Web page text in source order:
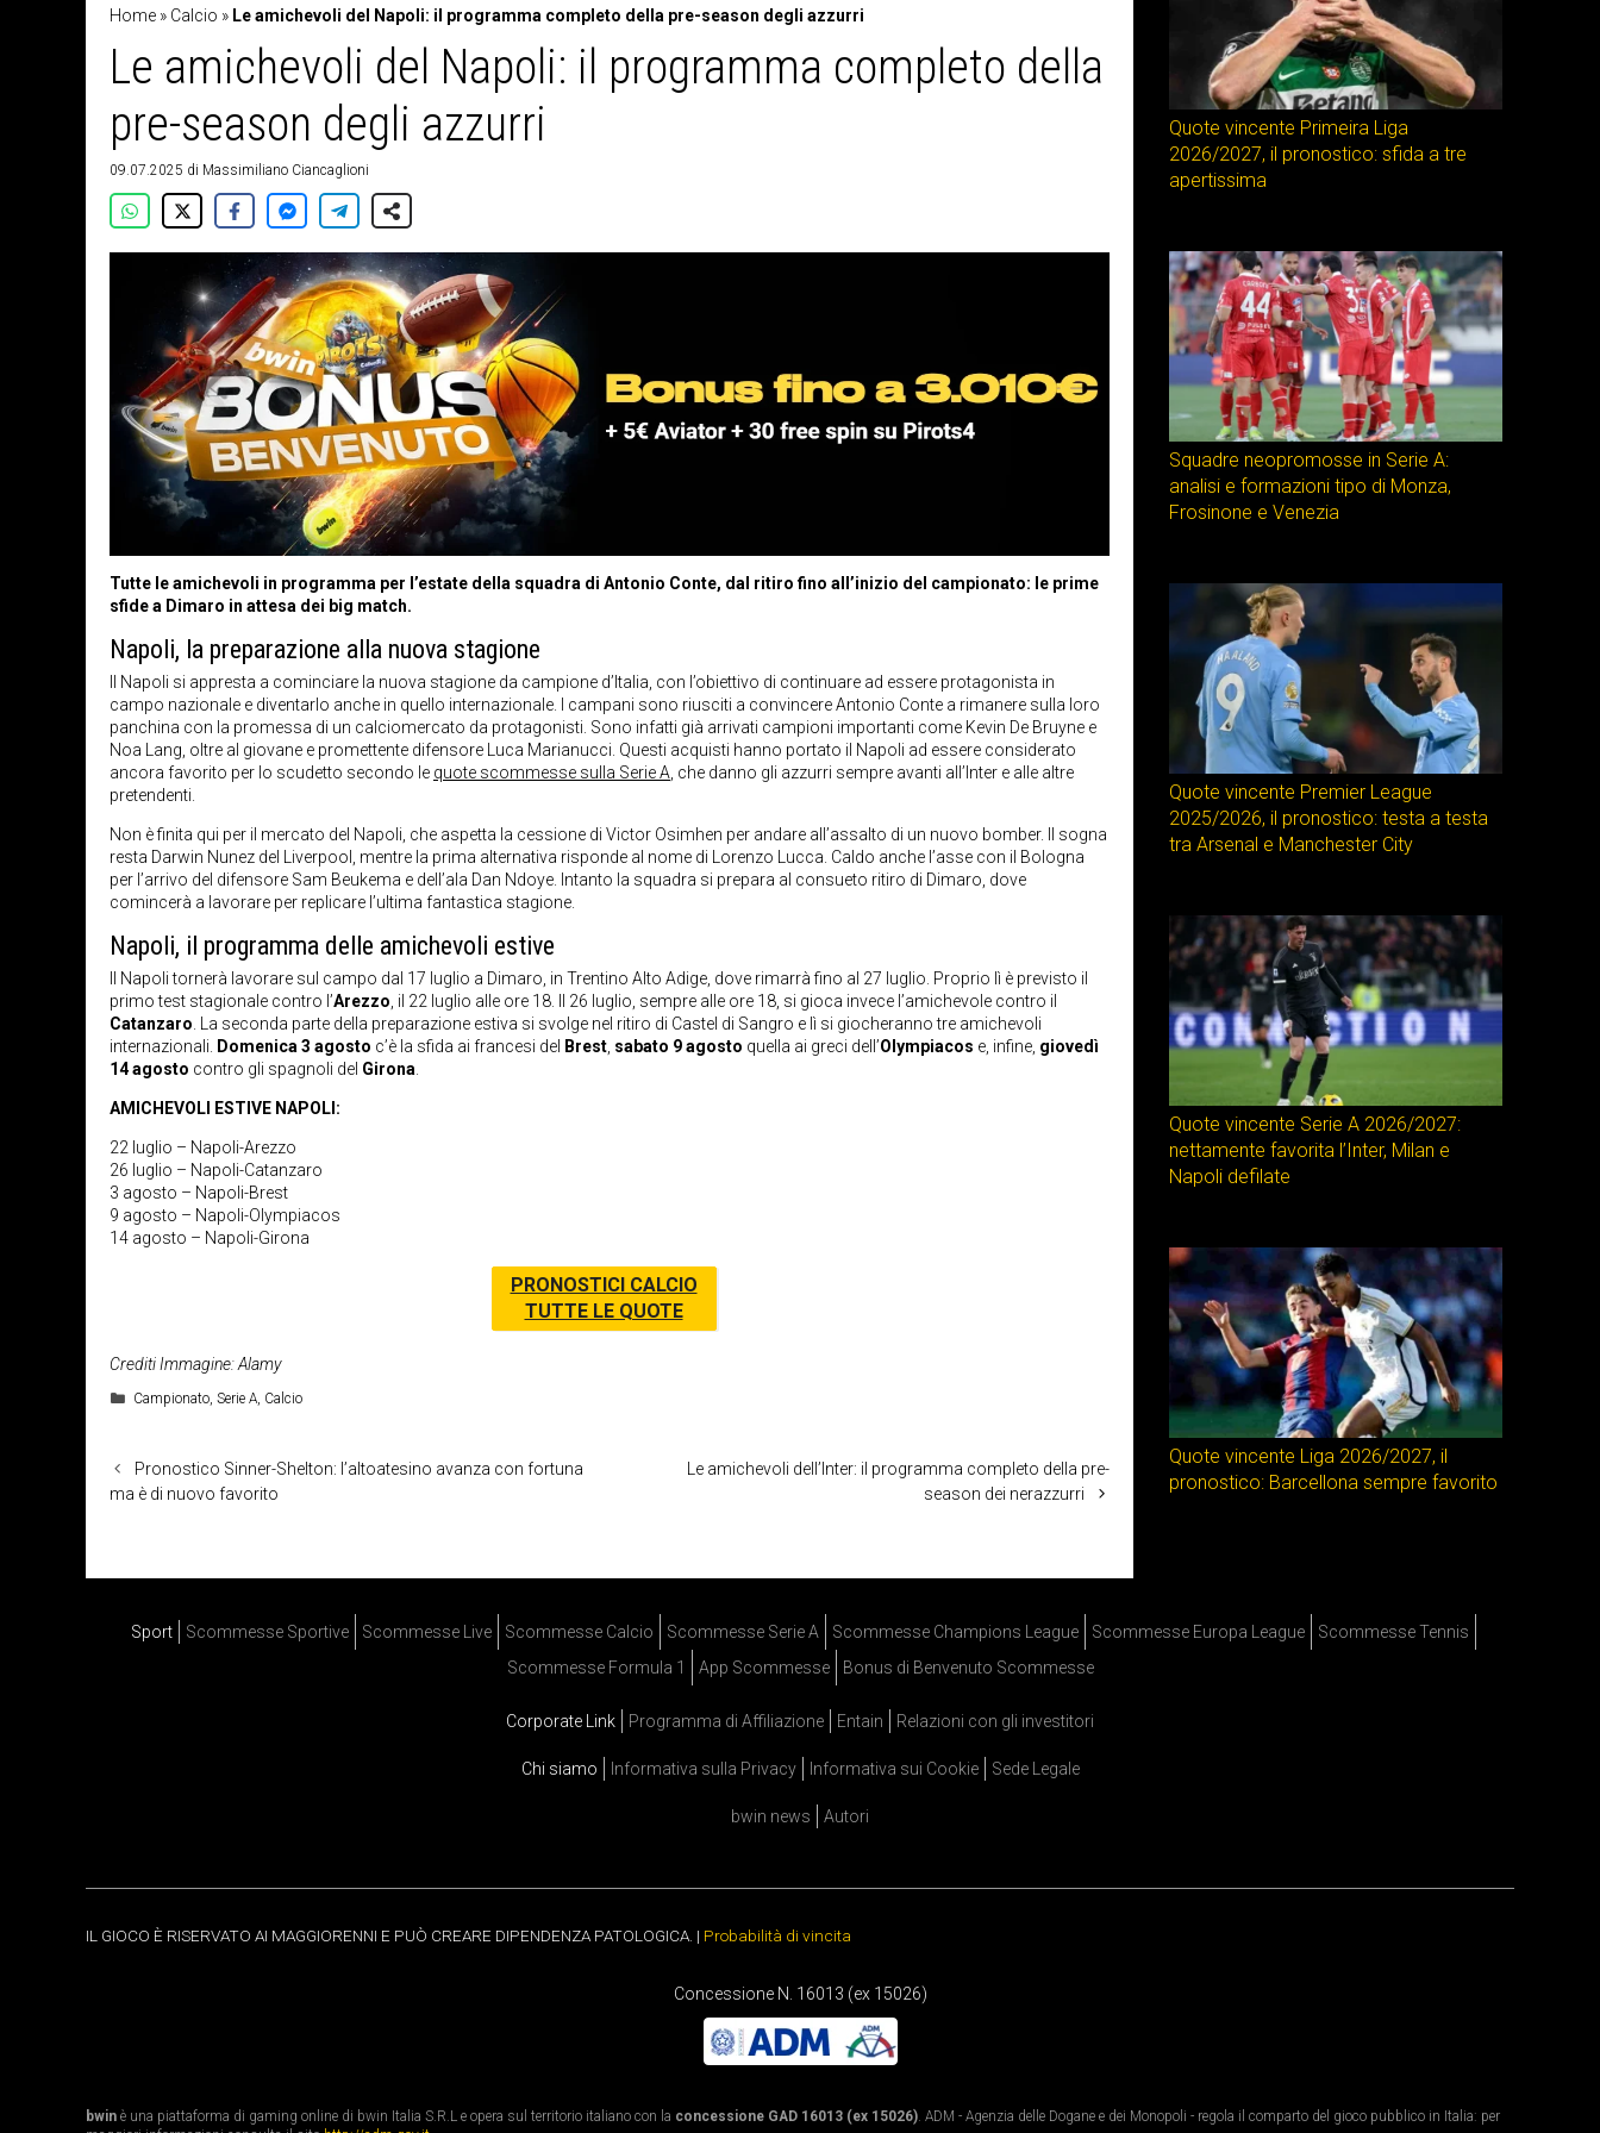
Home » Calcio » Le amichevoli del Napoli: il programma completo della pre-season degli azzurri
Le amichevoli del Napoli: il programma completo della
pre-season degli azzurri
09.07.2025 di Massimiliano Ciancaglioni
Tutte le amichevoli in programma per l’estate della squadra di Antonio Conte, dal ritiro fino all’inizio del campionato: le prime
sfide a Dimaro in attesa dei big match.
Napoli, la preparazione alla nuova stagione
Il Napoli si appresta a cominciare la nuova stagione da campione d’Italia, con l’obiettivo di continuare ad essere protagonista in
campo nazionale e diventarlo anche in quello internazionale. I campani sono riusciti a convincere Antonio Conte a rimanere sulla loro
panchina con la promessa di un calciomercato da protagonisti. Sono infatti già arrivati campioni importanti come Kevin De Bruyne e
Noa Lang, oltre al giovane e promettente difensore Luca Marianucci. Questi acquisti hanno portato il Napoli ad essere considerato
ancora favorito per lo scudetto secondo le quote scommesse sulla Serie A , che danno gli azzurri sempre avanti all’Inter e alle altre
pretendenti.
Non è finita qui per il mercato del Napoli, che aspetta la cessione di Victor Osimhen per andare all’assalto di un nuovo bomber. Il sogna
resta Darwin Nunez del Liverpool, mentre la prima alternativa risponde al nome di Lorenzo Lucca. Caldo anche l’asse con il Bologna
per l’arrivo del difensore Sam Beukema e dell’ala Dan Ndoye. Intanto la squadra si prepara al consueto ritiro di Dimaro, dove
comincerà a lavorare per replicare l’ultima fantastica stagione.
Napoli, il programma delle amichevoli estive
Il Napoli tornerà lavorare sul campo dal 17 luglio a Dimaro, in Trentino Alto Adige, dove rimarrà fino al 27 luglio. Proprio lì è previsto il
primo test stagionale contro l’Arezzo , il 22 luglio alle ore 18. Il 26 luglio, sempre alle ore 18, si gioca invece l’amichevole contro il
Catanzaro . La seconda parte della preparazione estiva si svolge nel ritiro di Castel di Sangro e lì si giocheranno tre amichevoli
internazionali. Domenica 3 agosto c’è la sfida ai francesi del Brest sabato 9 agosto quella ai greci dell’Olympiacos e, infine, giovedì
14 agosto contro gli spagnoli del Girona
AMICHEVOLI ESTIVE NAPOLI:
22 luglio – Napoli-Arezzo
26 luglio – Napoli-Catanzaro
3 agosto – Napoli-Brest
9 agosto – Napoli-Olympiacos
14 agosto – Napoli-Girona
PRONOSTICI CALCIO
TUTTE LE QUOTE
Crediti Immagine: Alamy
Categorie
Campionato,Serie A, Calcio
Pronostico Sinner-Shelton: l’altoatesino avanza con fortuna
ma è di nuovo favorito
Le amichevoli dell’Inter: il programma completo della pre-
season dei nerazzurri
Quote vincente Primeira Liga
2026/2027, il pronostico: sfida a tre
apertissima
Squadre neopromosse in Serie A:
analisi e formazioni tipo di Monza,
Frosinone e Venezia
Quote vincente Premier League
2025/2026, il pronostico: testa a testa
tra Arsenal e Manchester City
Quote vincente Serie A 2026/2027:
nettamente favorita l’Inter, Milan e
Napoli defilate
Quote vincente Liga 2026/2027, il
pronostico: Barcellona sempre favorito
Sport Scommesse Sportive Scommesse Live Scommesse Calcio Scommesse Serie A Scommesse Champions League Scommesse Europa League
Scommesse Tennis
Scommesse Formula 1
App Scommesse Bonus di Benvenuto Scommesse
Corporate Link Programma di Affiliazione Entain Relazioni con gli investitori
Chi siamo Informativa sulla Privacy Informativa sui Cookie Sede Legale
bwin news Autori
IL GIOCO È RISERVATO AI MAGGIORENNI E PUÒ CREARE DIPENDENZA PATOLOGICA. | Probabilità di vincita
Concessione N. 16013 (ex 15026)
bwin è una piattaforma di gaming online di bwin Italia S.R.L e opera sul territorio italiano con la concessione GAD 16013 (ex 15026). ADM - Agenzia delle Dogane e dei Monopoli - regola il comparto del gioco pubblico in Italia: per